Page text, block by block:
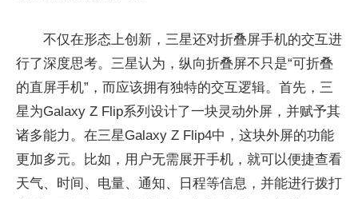
不仅在形态上创新，三星还对折叠屏手机的交互进
行了深度思考。三星认为，纵向折叠屏不只是“可折叠
的直屏手机”，而应该拥有独特的交互逻辑。首先，三
星为Galaxy Z Flip系列设计了一块灵动外屏，并赋予其
诸多能力。在三星Galaxy Z Flip4中，这块外屏的功能
更加多元。比如，用户无需展开手机，就可以便捷查看
天气、时间、电量、通知、日程等信息，并能进行拨打